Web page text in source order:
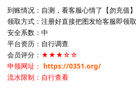
到账情况：自测，看客服心情了【勿充值】
领取方式：注册好直接把图发给客服即领取
安全系数：中
平台资历：自行调查
会员评分： ★★★☆☆
申领网址： https://0351.org/
流水限制：自行查看